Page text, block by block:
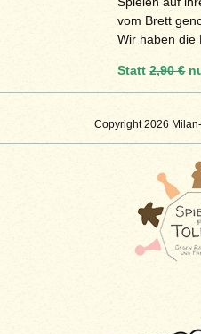
Copyright 2026
vom Brett
Wir haben die
Statt2,90 €